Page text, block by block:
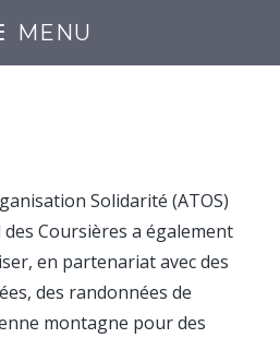
MENU
Solidarité (ATOS)
Coursières a également
en partenariat avec des
des randonnées de
montagne pour des